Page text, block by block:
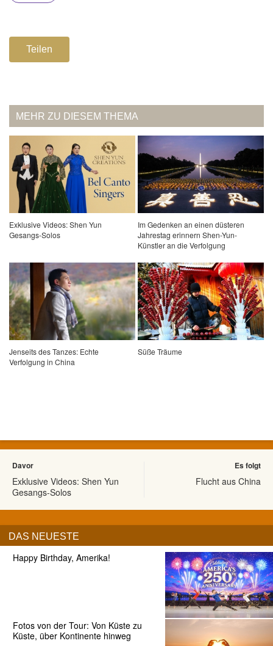
Teilen
MEHR ZU DIESEM THEMA
Exklusive Videos: Shen Yun
Gesangs-Solos
Im Gedenken an einen düsteren
Jahrestag erinnern Shen-Yun-
Künstler an die Verfolgung
Jenseits des Tanzes: Echte
Verfolgung in China
Süße Träume
Davor
Exklusive Videos: Shen Yun
Gesangs-Solos
Es folgt
Flucht aus China
DAS NEUESTE
Happy Birthday, Amerika!
Fotos von der Tour: Von Küste zu
Küste, über Kontinente hinweg